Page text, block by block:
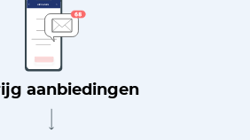
aanbiedingen